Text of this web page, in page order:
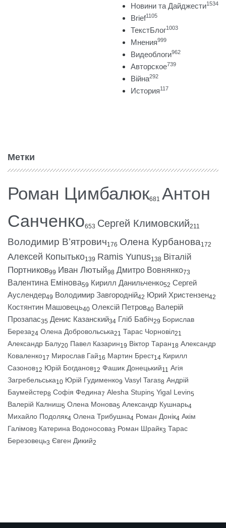
Новини та Дайджести1534
Brief1105
ТекстБлог1003
Мнения999
Видеоблоги962
Авторское739
Війна292
История117
Метки
Роман Цимбалюк681 Антон
Санченко653 Сергей Климовский211
Володимир В’ятрович176 Олена Курбанова172
Алексей Копытько139 Ramis Yunus138 Віталій
Портников99 Иван Лютый98 Дмитро Вовнянко73
Валентина Емінова59 Кирилл Данильченко52 Сергей
Ауслендер49 Володимир Завгородній42 Юрий Христензен42
Костянтин Машовець40 Олексій Петров40 Валерій
Прозапас35 Денис Казанский34 Гліб Бабіч29 Борислав
Береза24 Олена Добровольська21 Тарас Чорновіл21
Александр Балу20 Павел Казарин19 Віктор Таран18 Александр
Коваленко17 Мирослав Гай16 Мартин Брест14 Кирилл
Сазонов12 Юрій Богданов12 Фашик Донецький11 Агія
Загребельська10 Юрій Гудименко9 Vasyl Taras8 Андрій
Баумейстер8 Софія Федина7 Alesha Stupin5 Yigal Levin5
Валерій Калниш5 Олена Монова5 Александр Кушнарь4
Михайло Подоляк4 Олена Трибушна4 Роман Донік4 Акім
Галімов3 Катерина Водоносова3 Роман Шрайк3 Тарас
Березовець3 Євген Дикий2